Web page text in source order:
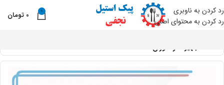
رد کردن به ناوبری
رد کردن به محتوای اصلی
0
0 تومان
تجهیزات رستوران